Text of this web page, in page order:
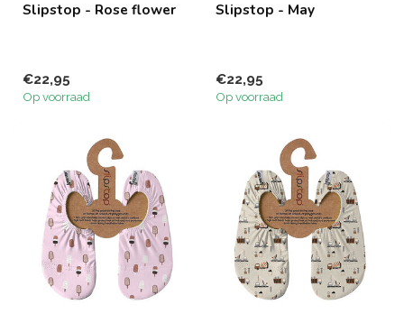
Slipstop - Rose flower
€22,95
Op voorraad
Slipstop - May
€22,95
Op voorraad